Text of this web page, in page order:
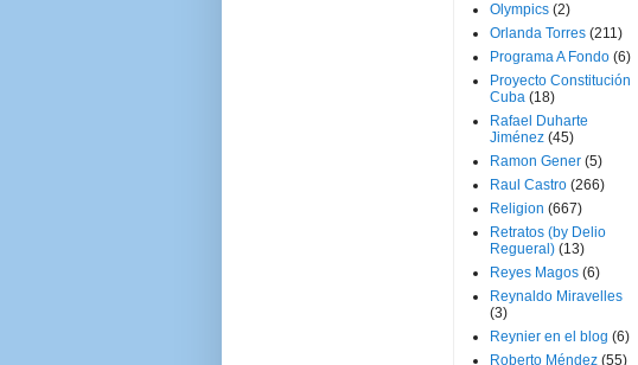
Olympics (2)
Orlanda Torres (211)
Programa A Fondo (6)
Proyecto Constitución
Cuba (18)
Rafael Duharte
Jiménez (45)
Ramon Gener (5)
Raul Castro (266)
Religion (667)
Retratos (by Delio
Regueral) (13)
Reyes Magos (6)
Reynaldo Miravelles
(3)
Reynier en el blog (6)
Roberto Méndez (55)